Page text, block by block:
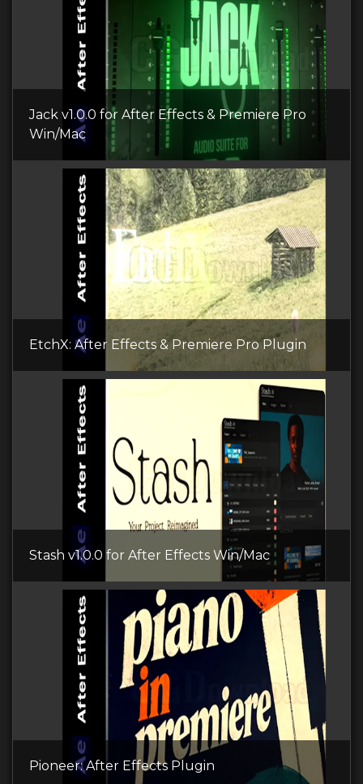
Jack v1.0.0 for After Effects & Premiere Pro
Win/Mac
EtchX: After Effects & Premiere Pro Plugin
Stash v1.0.0 for After Effects Win/Mac
Pioneer: After Effects Plugin